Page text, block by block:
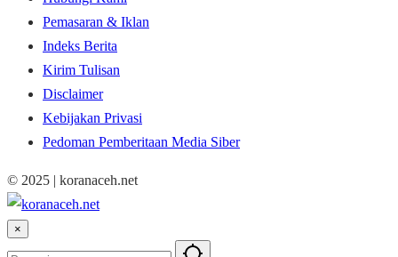
Pemasaran & Iklan
Indeks Berita
Kirim Tulisan
Disclaimer
Kebijakan Privasi
Pedoman Pemberitaan Media Siber
© 2025 | koranaceh.net
×